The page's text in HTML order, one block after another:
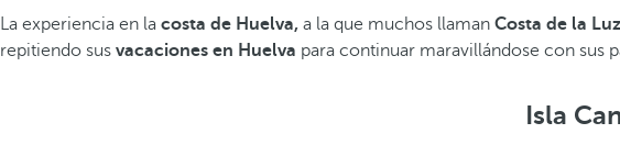
La experiencia en la costa de Huelva, a la que muchos llaman Costa de la
repitiendo sus vacaciones en Huelva para continuar maravillándose con sus
Isla